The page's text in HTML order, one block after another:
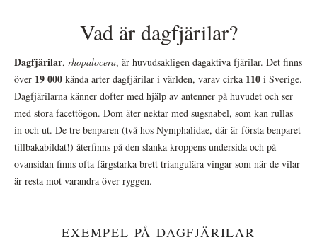
Vad är dagfjärilar?
Dagfjärilar, rhopalocera, är huvudsakligen dagaktiva fjärilar. Det finns
över 19 000 kända arter dagfjärilar i världen, varav cirka 110 i Sverige.
Dagfjärilarna känner dofter med hjälp av antenner på huvudet och ser
med stora facettögon. Dom äter nektar med sugsnabel, som kan rullas
in och ut. De tre benparen (två hos Nymphalidae, där är första benparet
tillbakabildat!) återfinns på den slanka kroppens undersida och på
ovansidan finns ofta färgstarka brett triangulära vingar som när de vilar
är resta mot varandra över ryggen.
EXEMPEL PÅ DAGFJÄRILAR